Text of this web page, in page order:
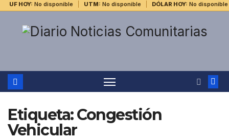
UF HOY: No disponible UTM: No disponible DÓLAR HOY: No disponible
Etiqueta:Congestión
Vehicular